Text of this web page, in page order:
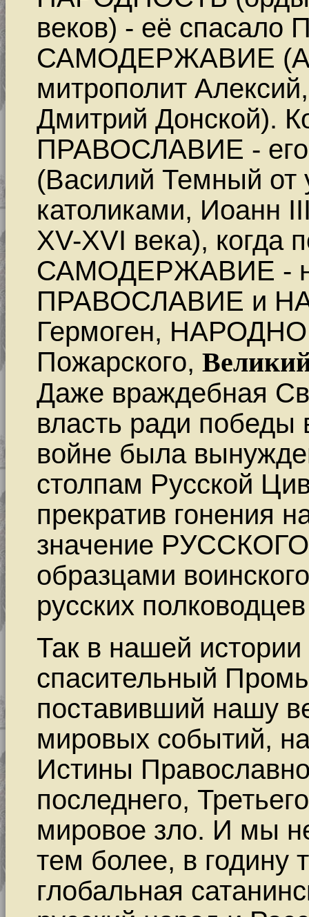
веков) - её
САМОДЕРЖАВИЕ
митрополит
Дмитрий Донской).
ПРАВОСЛАВИЕ -
(Василий Темный от
католиками, Иоанн
XV-XVI века), когда
САМОДЕРЖАВИЕ -
ПРАВОСЛАВИЕ и
Гермоген,
Пожарского,
Даже враждебная
власть ради победы
войне была
столпам Русской
прекратив
значение
образцами
русских
Так в нашей истории
спасительный
поставивший нашу
мировых событий,
Истины
последнего,
мировое зло. И мы
тем более, в годину
глобальная